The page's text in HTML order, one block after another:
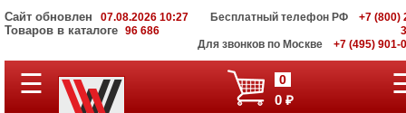
Сайт обновлен 07.08.2026 10:27
Товаров в каталоге 96 686
Бесплатный телефон РФ
+7 (800)
Для звонков по Москве
+7 (495) 901-
ПОЛНЫЙ
КАТАЛОГ
☰ 0
0 ₽